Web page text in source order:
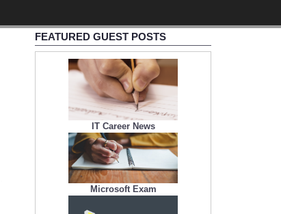
FEATURED GUEST POSTS
IT Career News
Microsoft Exam